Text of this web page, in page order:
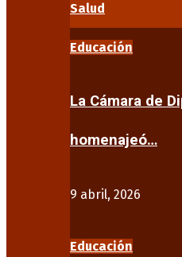
Salud
Educación
La Cámara de
homenajeó…
9 abril, 2026
Educación